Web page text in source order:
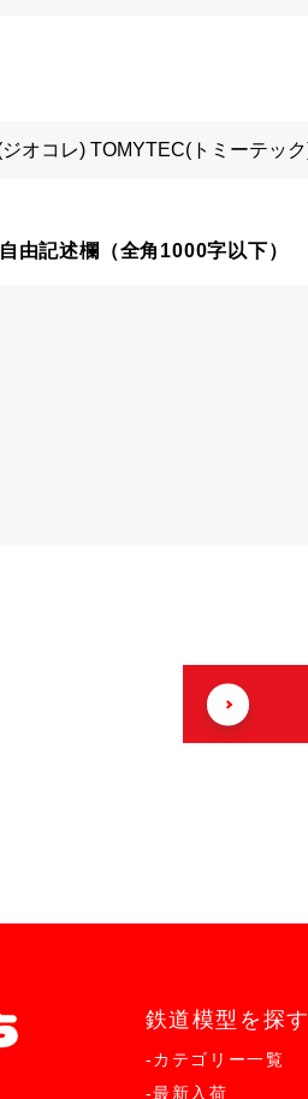
自由記述欄 （全角1000字以下）
鉄道模型を探す
-カテゴリー一覧
-最新入荷